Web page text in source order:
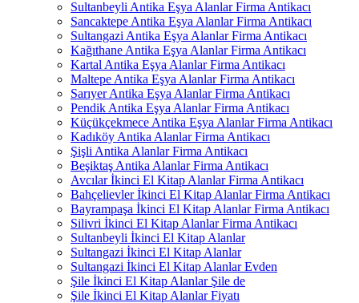
Sultanbeyli Antika Eşya Alanlar Firma Antikacı
Sancaktepe Antika Eşya Alanlar Firma Antikacı
Sultangazi Antika Eşya Alanlar Firma Antikacı
Kağıthane Antika Eşya Alanlar Firma Antikacı
Kartal Antika Eşya Alanlar Firma Antikacı
Maltepe Antika Eşya Alanlar Firma Antikacı
Sarıyer Antika Eşya Alanlar Firma Antikacı
Pendik Antika Eşya Alanlar Firma Antikacı
Küçükçekmece Antika Eşya Alanlar Firma Antikacı
Kadıköy Antika Alanlar Firma Antikacı
Şişli Antika Alanlar Firma Antikacı
Beşiktaş Antika Alanlar Firma Antikacı
Avcılar İkinci El Kitap Alanlar Firma Antikacı
Bahçelievler İkinci El Kitap Alanlar Firma Antikacı
Bayrampaşa İkinci El Kitap Alanlar Firma Antikacı
Silivri İkinci El Kitap Alanlar Firma Antikacı
Sultanbeyli İkinci El Kitap Alanlar
Sultangazi İkinci El Kitap Alanlar
Sultangazi İkinci El Kitap Alanlar Evden
Şile İkinci El Kitap Alanlar Şile de
Şile İkinci El Kitap Alanlar Fiyatı